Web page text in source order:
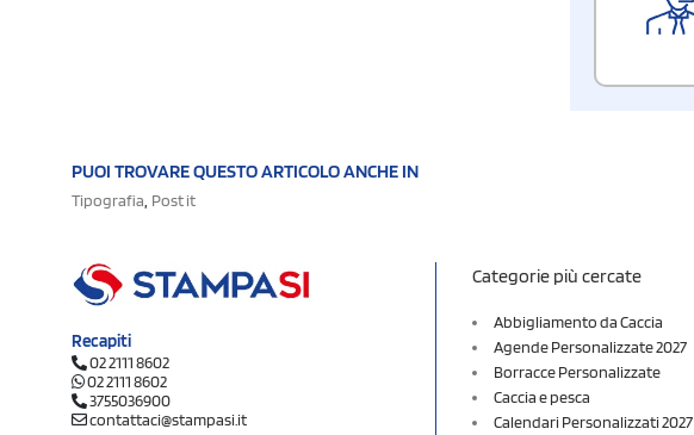
PUOI TROVARE QUESTO ARTICOLO ANCHE IN
Tipografia Post it
Recapiti
02 2111 8602
02 2111 8602
3755036900
contattaci@stampasi.it
Categorie più cercate
Abbigliamento da Caccia
Agende Personalizzate 2027
Borracce Personalizzate
Caccia e pesca
Calendari Personalizzati 2027